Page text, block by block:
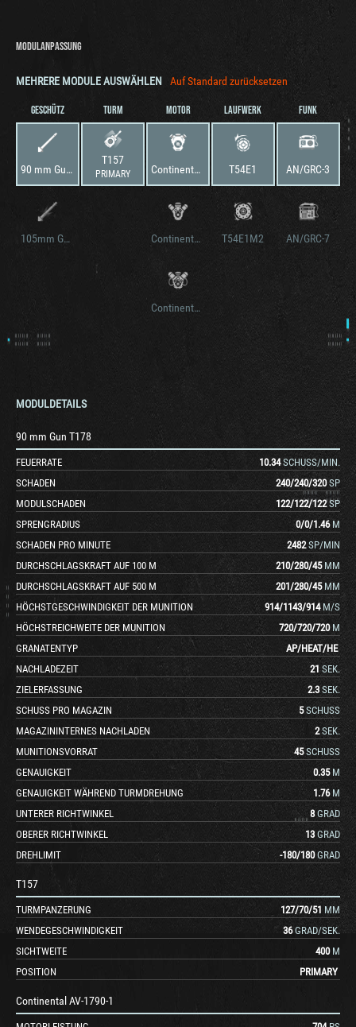
MODULANPASSUNG
MEHRERE MODULE AUSWÄHLEN Auf Standard zurücksetzen
GESCHÜTZ
90 mm Gun T178
105mm Gun T140E2
TURM
T157
PRIMARY
MOTOR
Continental AV-1790-1
Continental AV-1790-3
Continental AV-1790-5B
LAUFWERK
T54E1
T54E1M2
FUNK
AN/GRC-3
AN/GRC-7
MODULDETAILS
90 mm Gun T178
FEUERRATE 10.34 SCHUSS/MIN.
SCHADEN
240/240/320 SP
MODULSCHADEN
122/122/122 SP
SPRENGRADIUS
0/0/1.46 M
SCHADEN PRO MINUTE
2482 SP/MIN
DURCHSCHLAGSKRAFT AUF 100 M
210/280/45 MM
DURCHSCHLAGSKRAFT AUF 500 M
201/280/45 MM
HÖCHSTGESCHWINDIGKEIT DER MUNITION
914/1143/914 M/S
HÖCHSTREICHWEITE DER MUNITION
720/720/720 M
GRANATENTYP
AP/HEAT/HE
NACHLADEZEIT
21 SEK.
ZIELERFASSUNG
2.3 SEK.
SCHUSS PRO MAGAZIN
5 SCHUSS
MAGAZININTERNES NACHLADEN
2 SEK.
MUNITIONSVORRAT
45 SCHUSS
GENAUIGKEIT
0.35 M
GENAUIGKEIT WÄHREND TURMDREHUNG
1.76 M
UNTERER RICHTWINKEL
8 GRAD
OBERER RICHTWINKEL
13 GRAD
DREHLIMIT
-180/180 GRAD
T157
TURMPANZERUNG 127/70/51 MM
WENDEGESCHWINDIGKEIT
36 GRAD/SEK.
SICHTWEITE
400 M
POSITION
PRIMARY
Continental AV-1790-1